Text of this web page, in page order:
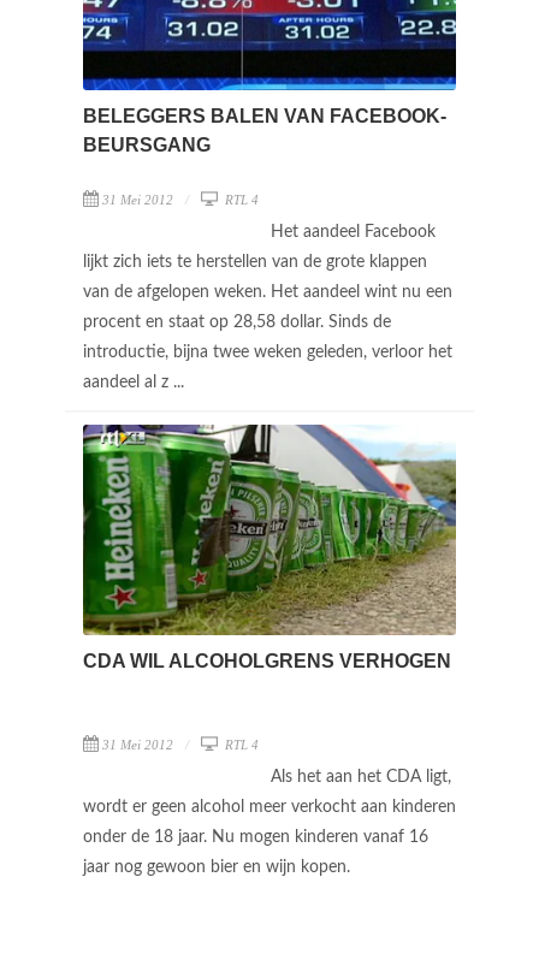
BELEGGERS BALEN VAN FACEBOOK-
BEURSGANG
31 Mei 2012 RTL 4
Het aandeel Facebook
lijkt zich iets te herstellen van de grote klappen
van de afgelopen weken. Het aandeel wint nu een
procent en staat op 28,58 dollar. Sinds de
introductie, bijna twee weken geleden, verloor het
aandeel al z ...
CDA WIL ALCOHOLGRENS VERHOGEN
31 Mei 2012 RTL 4
Als het aan het CDA ligt,
wordt er geen alcohol meer verkocht aan kinderen
onder de 18 jaar. Nu mogen kinderen vanaf 16
jaar nog gewoon bier en wijn kopen.